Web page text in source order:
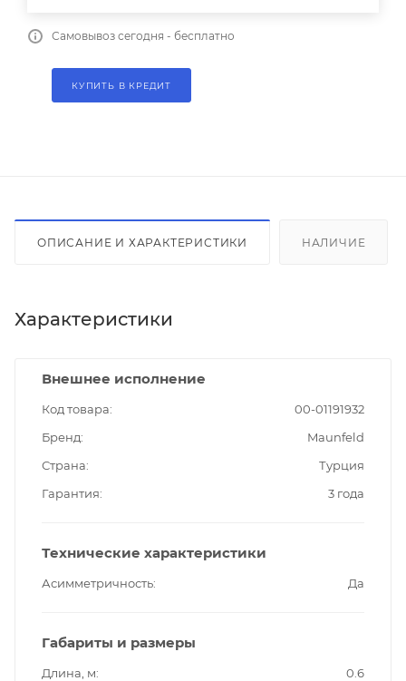
Самовывоз сегодня - бесплатно
КУПИТЬ В КРЕДИТ
ОПИСАНИЕ И ХАРАКТЕРИСТИКИ НАЛИЧИЕ
Характеристики
Внешнее исполнение
Код товара
00-01191932
Бренд
Maunfeld
Страна
Турция
Гарантия
3 года
Технические характеристики
Асимметричность Да
Габариты и размеры
Длина, м
0.6